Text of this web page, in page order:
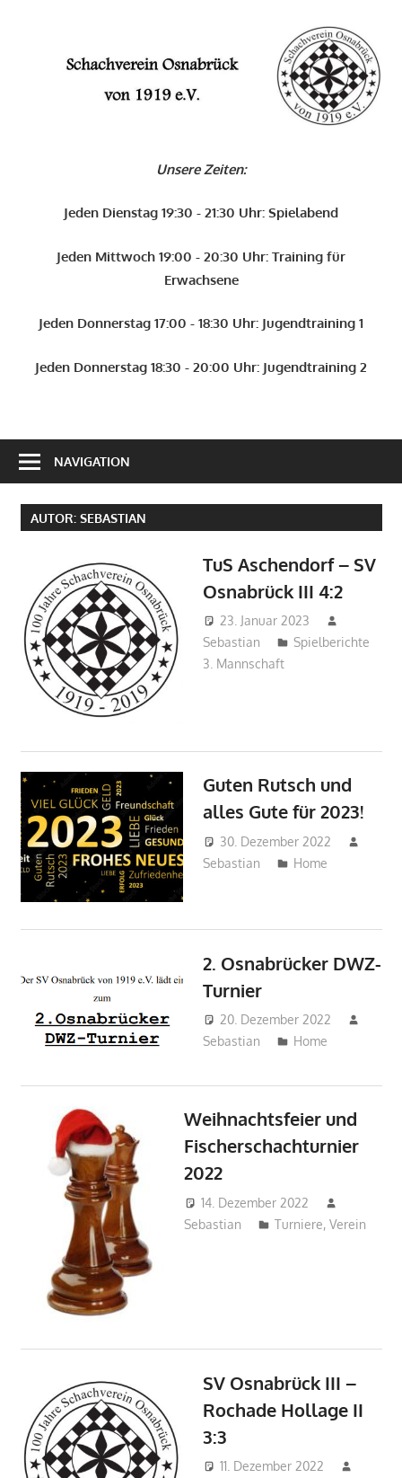
Unsere Zeiten:
Jeden Dienstag 19:30 - 21:30 Uhr: Spielabend
Jeden Mittwoch 19:00 - 20:30 Uhr: Training für
Erwachsene
Jeden Donnerstag 17:00 - 18:30 Uhr: Jugendtraining 1
Jeden Donnerstag 18:30 - 20:00 Uhr: Jugendtraining 2
NAVIGATION
AUTOR: SEBASTIAN
TuS Aschendorf – SV
Osnabrück III 4:2
23. Januar 2023
Sebastian
Spielberichte
3. Mannschaft
Guten Rutsch und
alles Gute für 2023!
30. Dezember 2022
Sebastian
Home
2. Osnabrücker DWZ-
Turnier
20. Dezember 2022
Sebastian
Home
Weihnachtsfeier und
Fischerschachturnier
2022
14. Dezember 2022
Sebastian
Turniere, Verein
SV Osnabrück III –
Rochade Hollage II
3:3
11. Dezember 2022